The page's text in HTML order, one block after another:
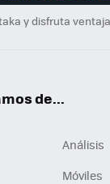
y disfruta
de...
Análisis
Móviles